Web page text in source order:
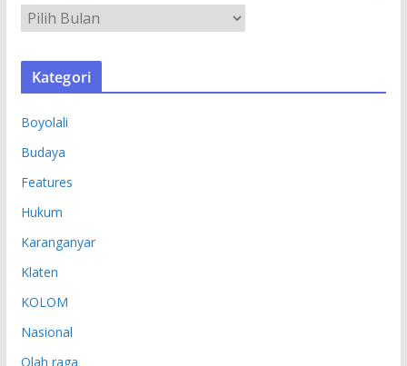
R
S
Kategori
Boyolali
Budaya
Features
Hukum
Karanganyar
Klaten
KOLOM
Nasional
Olah raga